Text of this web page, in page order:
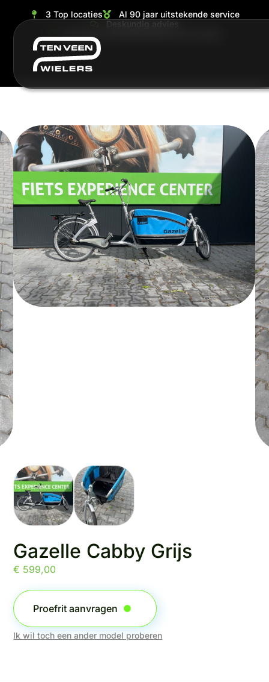
3 Top locaties
Al 90 jaar uitstekende service
Deskundig advies
Gazelle Cabby Grijs
€ 599,00
Proefrit aanvragen
Ik wil toch een ander model proberen